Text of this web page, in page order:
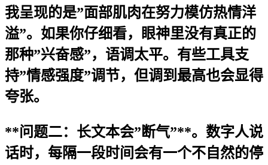
我呈现的是”面部肌肉在努力模仿热情洋
溢”。如果你仔细看，眼神里没有真正的
那种”兴奋感”，语调太平。有些工具支
持”情感强度”调节，但调到最高也会显得
夸张。
**问题二：长文本会”断气”**。数字人说
话时，每隔一段时间会有一个不自然的停